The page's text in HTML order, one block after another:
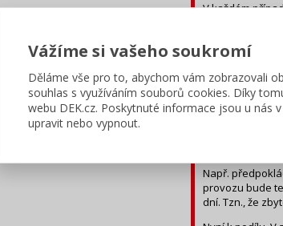
Vážíme si vašeho soukromí
Děláme vše pro to, abychom vám zobrazovali
souhlas s využíváním souborů cookies. Díky
webu DEK.cz. Poskytnuté informace jsou u nás
upravit nebo vypnout.
V každém
Pokud
Např.
provozu bude
dní. Tzn., že